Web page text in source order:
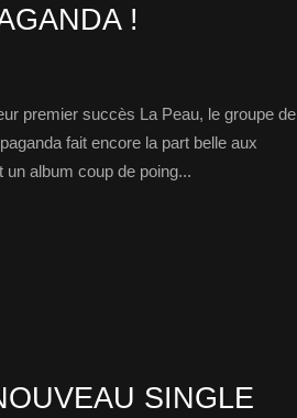
!
premier succès La Peau, le groupe de
fait encore la part belle aux
album coup de poing...
SINGLE